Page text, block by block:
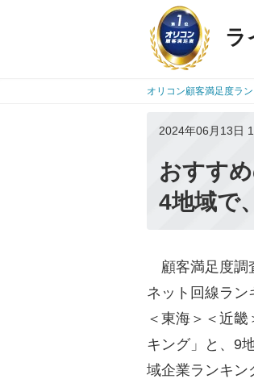
ラ
オリコン顧客満足度ラ
2024年06月13日
おすす
4地域で
顧客満足度調
ネット回線ラン
＜東海＞＜近
キング」と、9
域企業ランキン